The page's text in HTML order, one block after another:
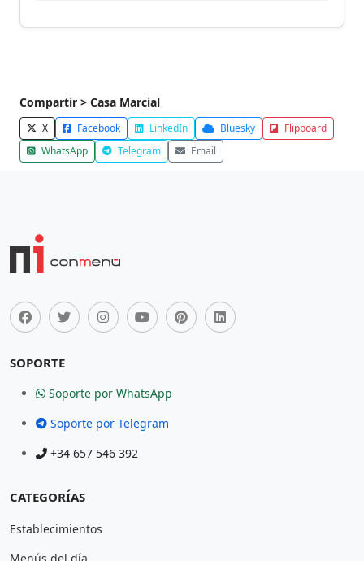
Compartir > Casa Marcial
X Facebook LinkedIn Bluesky
Flipboard
WhatsApp
Telegram Email
SOPORTE
Soporte por WhatsApp
Soporte por Telegram
+34 657 546 392
CATEGORÍAS
Establecimientos